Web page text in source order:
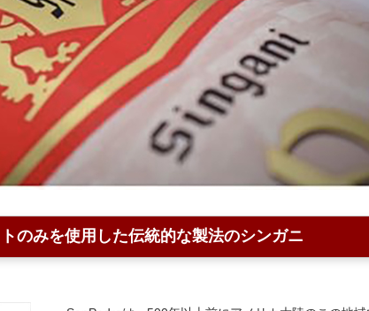
のみを使用した伝統的な製法のシンガニ